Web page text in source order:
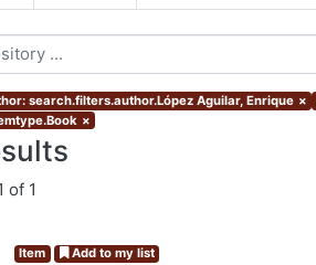
search.filters.author.López Aguilar, Enrique ×
×
of 1
Item Add to my list